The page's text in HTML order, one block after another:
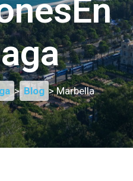
> Blog > Marbella